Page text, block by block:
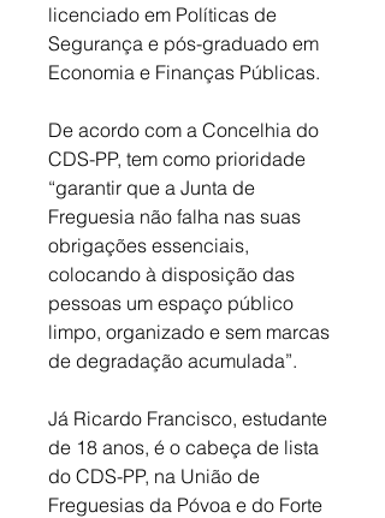
licenciado em Políticas de
Segurança e pós-graduado em
Economia e Finanças Públicas.
De acordo com a Concelhia do
CDS-PP, tem como prioridade
“garantir que a Junta de
Freguesia não falha nas suas
obrigações essenciais,
colocando à disposição das
pessoas um espaço público
limpo, organizado e sem marcas
de degradação acumulada”.
Já Ricardo Francisco, estudante
de 18 anos, é o cabeça de lista
do CDS-PP, na União de
Freguesias da Póvoa e do Forte